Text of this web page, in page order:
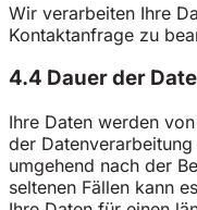
Wir verarbeiten Ihre
Kontaktanfrage zu
4.4 Dauer der
Ihre Daten werden
der
umgehend nach der
seltenen Fällen kann